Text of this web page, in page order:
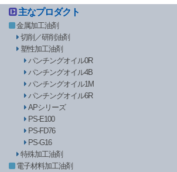
主なプロダクト
金属加工油剤
切削／研削油剤
塑性加工油剤
パンチングオイル0R
パンチングオイル4B
パンチングオイル1M
パンチングオイル6R
APシリーズ
PS-E100
PS-FD76
PS-G16
特殊加工油剤
電子材料加工油剤